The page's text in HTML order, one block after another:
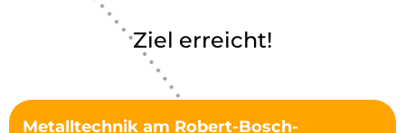
Ziel erreicht!
Metalltechnik am Robert-Bosch-